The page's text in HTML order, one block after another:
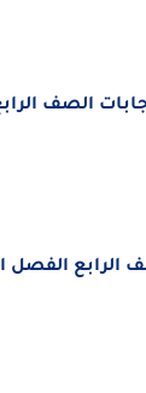
الصف الرابع
الرابع الفصل